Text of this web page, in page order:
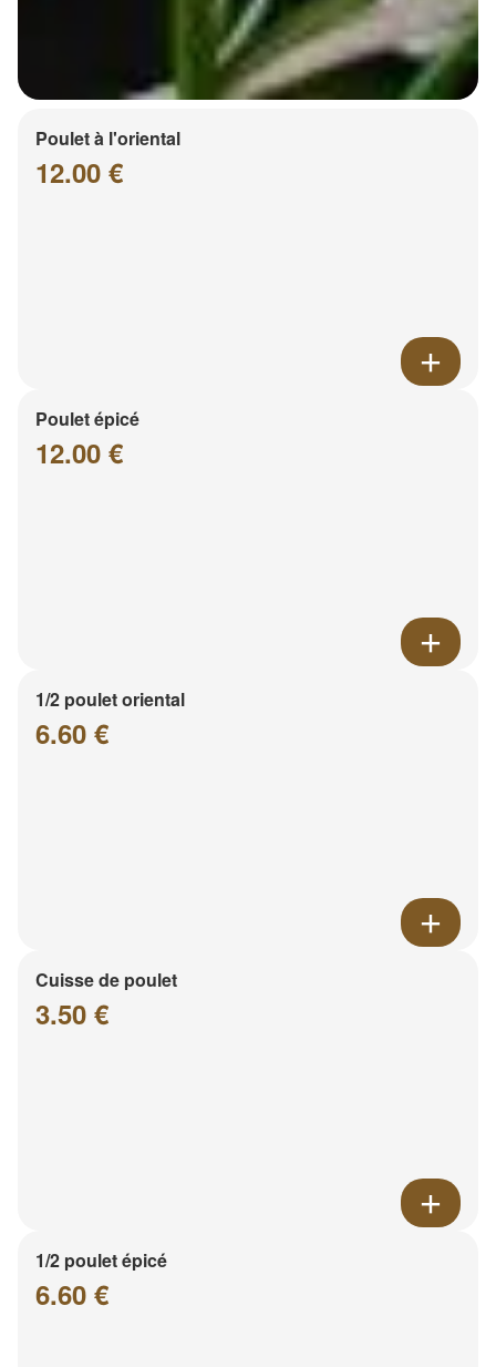
Poulet à l'oriental
12.00 €
Poulet épicé
12.00 €
1/2 poulet oriental
6.60 €
Cuisse de poulet
3.50 €
1/2 poulet épicé
6.60 €